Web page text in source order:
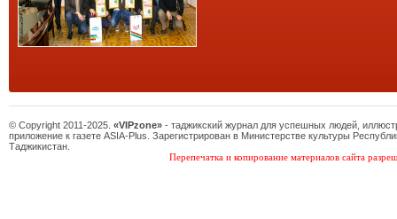
© Copyright 2011-2025. «VIPzone» - таджикский журнал для успешных людей,
приложение к газете ASIA-Plus. Зарегистрирован в Министерстве культуры
Таджикистан.
Перепечатка и копирование материалов сайта